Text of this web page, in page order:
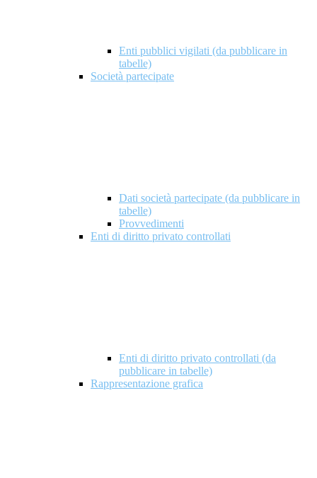
Enti pubblici vigilati (da pubblicare in
tabelle)
Società partecipate
Dati società partecipate (da pubblicare in
tabelle)
Provvedimenti
Enti di diritto privato controllati
Enti di diritto privato controllati (da
pubblicare in tabelle)
Rappresentazione grafica